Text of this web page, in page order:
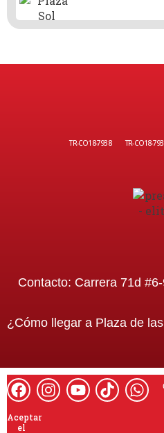
TR-CO18-7938 TR-CO18-
Contacto: Carrera 71d #6-
¿Cómo llegar a Plaza de
Aceptar
el